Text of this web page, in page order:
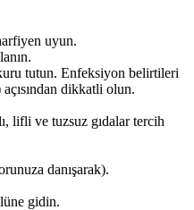
uyun.
tutun. Enfeksiyon belirtileri
açısından dikkatli olun.
lifli ve tuzsuz gıdalar tercih
danışarak).
gidin.